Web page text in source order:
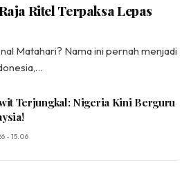
Ritel Terpaksa Lepas
Matahari? Nama ini pernah menjadi
Terjungkal: Nigeria Kini Berguru
- 15.06